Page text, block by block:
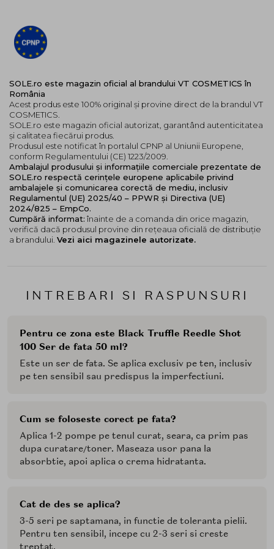
INTREBARI SI RASPUNSURI
Pentru ce zona este Black Truffle Reedle Shot
100 Ser de fata 50 ml?
Este un ser de fata. Se aplica exclusiv pe ten, inclusiv
pe ten sensibil sau predispus la imperfectiuni.
Cum se foloseste corect pe fata?
Aplica 1-2 pompe pe tenul curat, seara, ca prim pas
dupa curatare/toner. Maseaza usor pana la
absorbtie, apoi aplica o crema hidratanta.
Cat de des se aplica?
3-5 seri pe saptamana, in functie de toleranta pielii.
Pentru ten sensibil, incepe cu 2-3 seri si creste
treptat.
SOLE.ro este magazin oficial al brandului VT COSMETICS în
România
Acest produs este 100% original și provine direct de la brandul VT
COSMETICS.
SOLE.ro este magazin oficial autorizat, garantând autenticitatea
și calitatea fiecărui produs.
Produsul este notificat în portalul CPNP al Uniunii Europene,
conform Regulamentului (CE) 1223/2009.
Ambalajul produsului și informațiile comerciale prezentate de
SOLE.ro respectă cerințele europene aplicabile privind
ambalajele și comunicarea corectă de mediu, inclusiv
Regulamentul (UE) 2025/40 – PPWR și Directiva (UE)
2024/825 – EmpCo.
Cumpără informat: înainte de a comanda din orice magazin,
verifică dacă produsul provine din rețeaua oficială de distribuție
a brandului. Vezi aici magazinele autorizate.